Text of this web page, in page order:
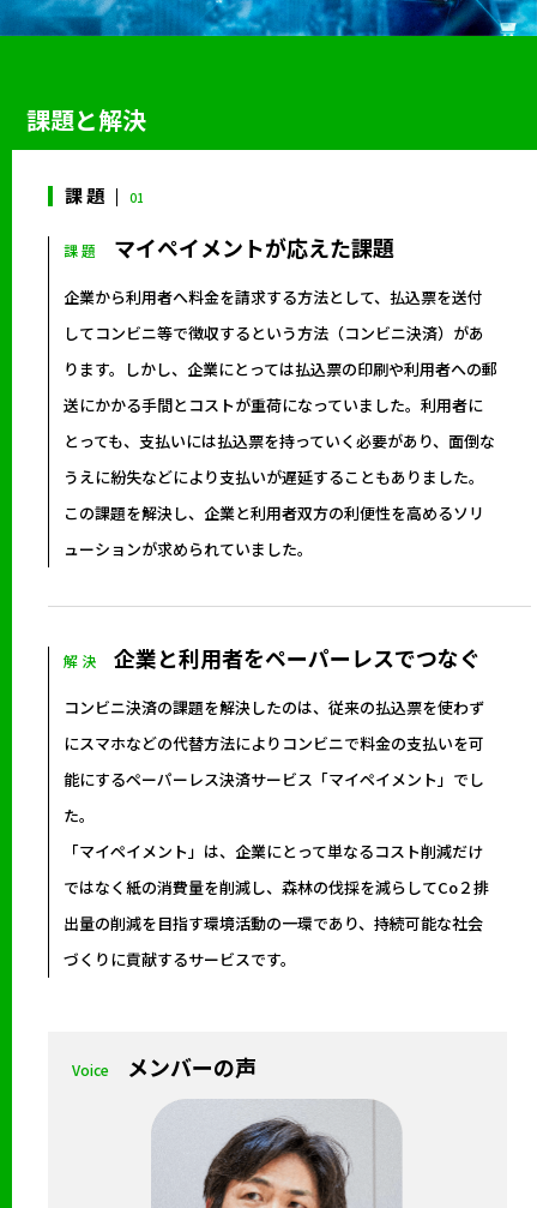
課題と解決
課 題 01
課 題 マイペイメントが応えた課題
企業から利用者へ料金を請求する方法として、払込票を送付
してコンビニ等で徴収するという方法（コンビニ決済）があ
ります。しかし、企業にとっては払込票の印刷や利用者への郵
送にかかる手間とコストが重荷になっていました。利用者に
とっても、支払いには払込票を持っていく必要があり、面倒な
うえに紛失などにより支払いが遅延することもありました。
この課題を解決し、企業と利用者双方の利便性を高めるソリ
ューションが求められていました。
解 決 企業と利用者をペーパーレスでつなぐ
コンビニ決済の課題を解決したのは、従来の払込票を使わず
にスマホなどの代替方法によりコンビニで料金の支払いを可
能にするペーパーレス決済サービス「マイペイメント」でし
た。
「マイペイメント」は、企業にとって単なるコスト削減だけ
ではなく紙の消費量を削減し、森林の伐採を減らしてCo２排
出量の削減を目指す環境活動の一環であり、持続可能な社会
づくりに貢献するサービスです。
Voice メンバーの声